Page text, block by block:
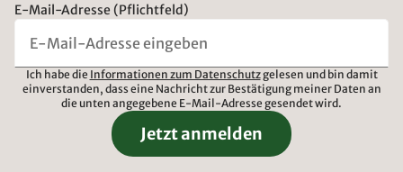
E-Mail-Adresse (Pflichtfeld)
Ich habe die Informationen zum Datenschutzgelesen und bin damit
einverstanden, dass eine Nachricht zur Bestätigung meiner Daten an
die unten angegebene E-Mail-Adresse gesendet wird.
Jetzt anmelden